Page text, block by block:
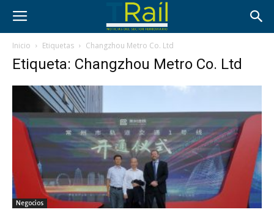
Inicio Etiquetas Changzhou Metro Co. Ltd
Etiqueta: Changzhou Metro Co. Ltd
Negocios